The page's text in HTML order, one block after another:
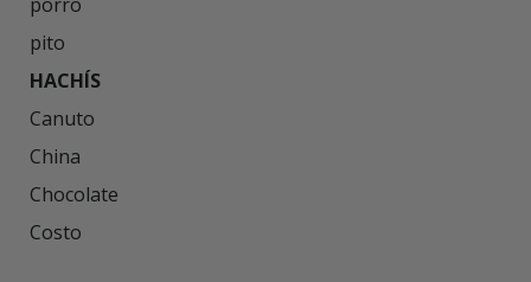
HACHÍS
Canuto
China
Chocolate
Costo